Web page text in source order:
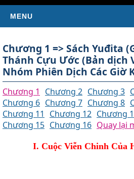
MENU
TIN TỨC
Tin Giáo Hội Hoàn Vũ
Tin Giáo Hội Việt Nam
Tin Giáo Xứ
Tin Tổng Hợp
Chương 1 => Sách Yuđita
Thánh Cựu Ước (Bản dịch
Nhóm Phiên Dịch Các Giờ
Chương 1 Chương 2 Chương 3
Chương 6 Chương 7 Chương 8
Chương 11
Chương 12 Chương
Chương 15 Chương 16 Quay lại
I. Cuộc Viễn Chinh Của